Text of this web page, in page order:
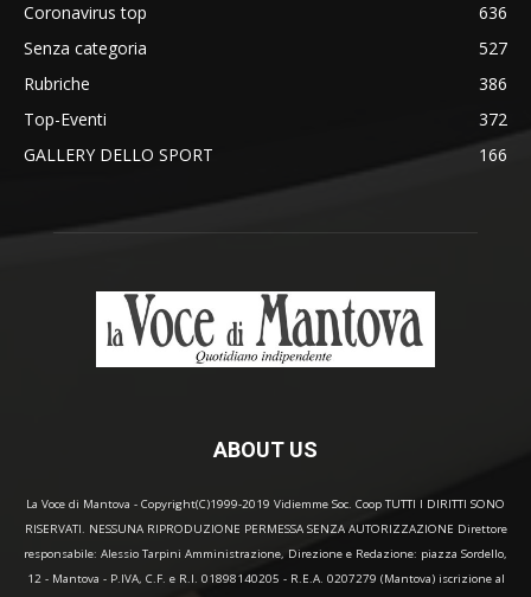
Coronavirus top
636
Senza categoria
527
Rubriche
386
Top-Eventi
372
GALLERY DELLO SPORT
166
ABOUT US
La Voce di Mantova - Copyright(C)1999-2019 Vidiemme Soc. Coop TUTTI I DIRITTI SONO
RISERVATI. NESSUNA RIPRODUZIONE PERMESSA SENZA AUTORIZZAZIONE Direttore
responsabile: Alessio Tarpini Amministrazione, Direzione e Redazione: piazza Sordello,
12 - Mantova - P.IVA, C.F. e R.I. 01898140205 - R.E.A. 0207279 (Mantova) iscrizione al